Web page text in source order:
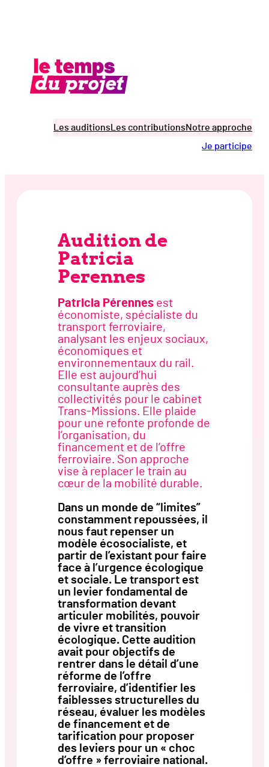
Les auditionsLes contributionsNotre approche
Je participe
Audition de
Patricia
Perennes
Patricia Pérennes est
économiste, spécialiste du
transport ferroviaire,
analysant les enjeux sociaux,
économiques et
environnementaux du rail.
Elle est aujourd’hui
consultante auprès des
collectivités pour le cabinet
Trans-Missions. Elle plaide
pour une refonte profonde de
l’organisation, du
financement et de l’offre
ferroviaire. Son approche
vise à replacer le train au
cœur de la mobilité durable.
Dans un monde de “limites”
constamment repoussées, il
nous faut repenser un
modèle écosocialiste, et
partir de l’existant pour faire
face à l’urgence écologique
et sociale. Le transport est
un levier fondamental de
transformation devant
articuler mobilités, pouvoir
de vivre et transition
écologique. Cette audition
avait pour objectifs de
rentrer dans le détail d’une
réforme de l’offre
ferroviaire, d’identifier les
faiblesses structurelles du
réseau, évaluer les modèles
de financement et de
tarification pour proposer
des leviers pour un « choc
d’offre » ferroviaire national.